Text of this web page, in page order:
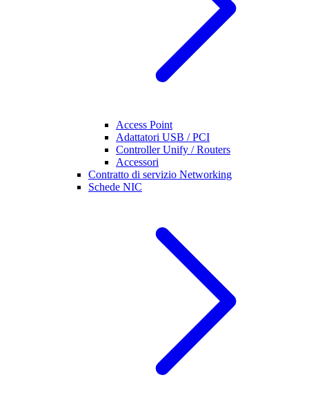
Access Point
Adattatori USB / PCI
Controller Unify / Routers
Accessori
Contratto di servizio Networking
Schede NIC